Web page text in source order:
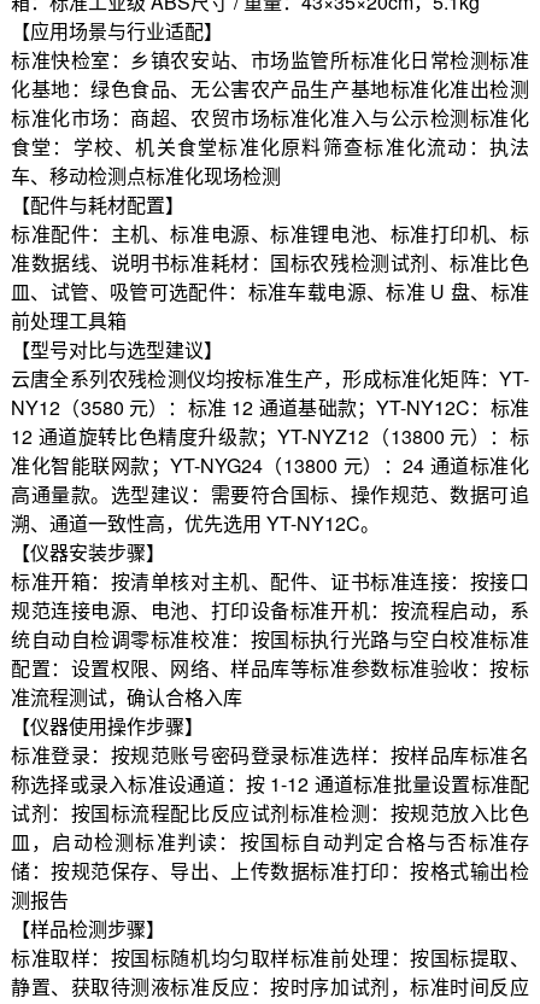
【应用场景与行业适配】
标准快检室：乡镇农安站、市场监管所标准化日常检测标准
化基地：绿色食品、无公害农产品生产基地标准化准出检测
标准化市场：商超、农贸市场标准化准入与公示检测标准化
食堂：学校、机关食堂标准化原料筛查标准化流动：执法
车、移动检测点标准化现场检测
【配件与耗材配置】
标准配件：主机、标准电源、标准锂电池、标准打印机、标
准数据线、说明书标准耗材：国标农残检测试剂、标准比色
皿、试管、吸管可选配件：标准车载电源、标准 U 盘、标准
前处理工具箱
【型号对比与选型建议】
云唐全系列农残检测仪均按标准生产，形成标准化矩阵：YT-
NY12（3580 元）：标准 12 通道基础款；YT-NY12C：标准
12 通道旋转比色精度升级款；YT-NYZ12（13800 元）：标
准化智能联网款；YT-NYG24（13800 元）：24 通道标准化
高通量款。选型建议：需要符合国标、操作规范、数据可追
溯、通道一致性高，优先选用 YT-NY12C。
【仪器安装步骤】
标准开箱：按清单核对主机、配件、证书标准连接：按接口
规范连接电源、电池、打印设备标准开机：按流程启动，系
统自动自检调零标准校准：按国标执行光路与空白校准标准
配置：设置权限、网络、样品库等标准参数标准验收：按标
准流程测试，确认合格入库
【仪器使用操作步骤】
标准登录：按规范账号密码登录标准选样：按样品库标准名
称选择或录入标准设通道：按 1-12 通道标准批量设置标准配
试剂：按国标流程配比反应试剂标准检测：按规范放入比色
皿，启动检测标准判读：按国标自动判定合格与否标准存
储：按规范保存、导出、上传数据标准打印：按格式输出检
测报告
【样品检测步骤】
标准取样：按国标随机均匀取样标准前处理：按国标提取、
静置、获取待测液标准反应：按时序加试剂，标准时间反应